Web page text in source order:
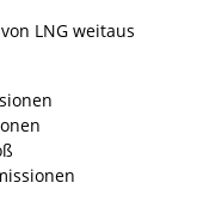
LNG weitaus